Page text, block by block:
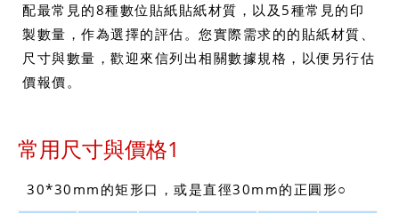
配最常見的8種數位貼紙貼紙材質，以及5種常見的印
製數量，作為選擇的評估。您實際需求的的貼紙材質、
尺寸與數量，歡迎來信列出相關數據規格，以便另行估
價報價。
常用尺寸與價格1
30*30mm的矩形口，或是直徑30mm的正圓形○